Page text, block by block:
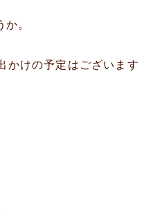
。
かけの予定はございます